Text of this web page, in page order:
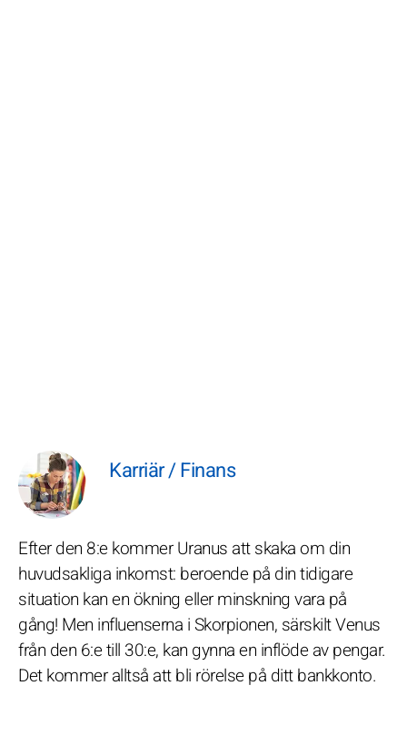
Karriär / Finans
Efter den 8:e kommer Uranus att skaka om din
huvudsakliga inkomst: beroende på din tidigare
situation kan en ökning eller minskning vara på
gång! Men influenserna i Skorpionen, särskilt Venus
från den 6:e till 30:e, kan gynna en inflöde av pengar.
Det kommer alltså att bli rörelse på ditt bankkonto.